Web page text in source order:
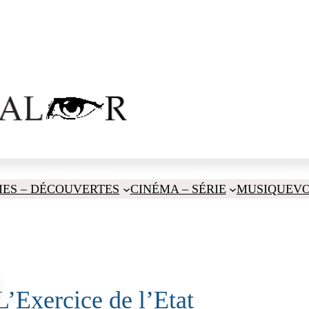
– DÉCOUVERTES CINÉMA – SÉRIE MUSIQUE
de l’Etat